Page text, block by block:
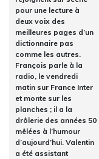
pour une lecture à
deux voix des
meilleures pages d’un
dictionnaire pas
comme les autres.
François parle à la
radio, le vendredi
matin sur France Inter
et monte sur les
planches ; il a la
drôlerie des années 50
mêlées à l’humour
d’aujourd’hui. Valentin
a été assistant